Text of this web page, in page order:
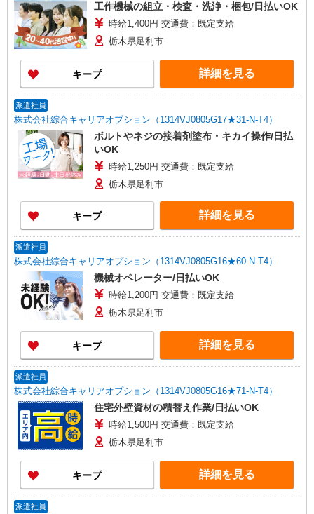
工作機械の組立・検査・洗浄・梱包/日払いOK
時給1,400円 交通費：既定支給
栃木県足利市
キープ 詳細を見る
派遣社員
株式会社綜合キャリアオプション（1314VJ0805G17★31-N-T4）
ボルトやネジの接着剤塗布・キカイ操作/日払
いOK
時給1,250円 交通費：既定支給
栃木県足利市
キープ 詳細を見る
派遣社員
株式会社綜合キャリアオプション（1314VJ0805G16★60-N-T4）
機械オペレーター/日払いOK
時給1,200円 交通費：既定支給
栃木県足利市
キープ 詳細を見る
派遣社員
株式会社綜合キャリアオプション（1314VJ0805G16★71-N-T4）
住宅外壁資材の積替え作業/日払いOK
時給1,500円 交通費：既定支給
栃木県足利市
キープ 詳細を見る
派遣社員